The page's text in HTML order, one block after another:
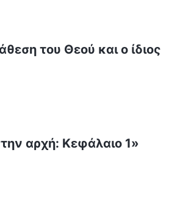
του Θεού και ο ίδιος
αρχή: Κεφάλαιο 1»